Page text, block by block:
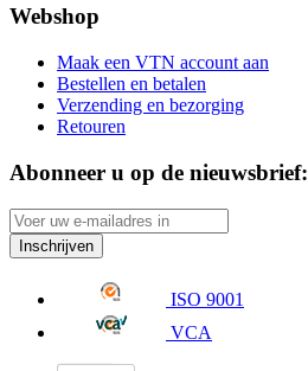
Webshop
Maak een VTN account aan
Bestellen en betalen
Verzending en bezorging
Retouren
Abonneer u op de nieuwsbrief:
Inschrijven
ISO 9001
VCA